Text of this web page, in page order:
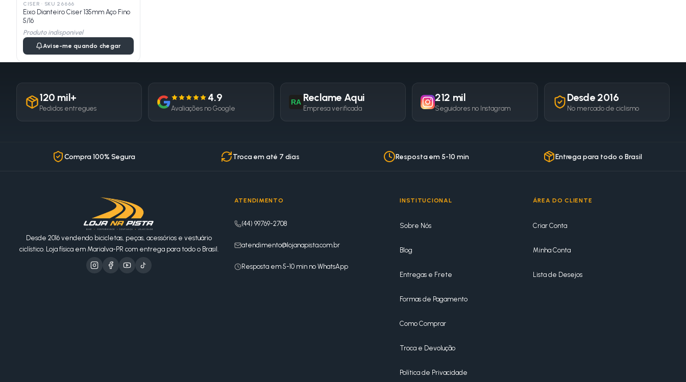
CISER · SKU 26666
Eixo Dianteiro Ciser 135mm Aço Fino
5/16
Produto indisponivel
Avise-me quando chegar
120 mil+
Pedidos entregues
4.9
Avaliações no Google
RA Reclame Aqui
Empresa verificada
212 mil
Seguidores no Instagram
Desde 2016
No mercado de ciclismo
Compra 100% Segura Troca em até 7 dias Resposta em 5-10 min Entrega para todo o Brasil
Desde 2016 vendendo bicicletas, peças, acessórios e vestuário
ciclístico. Loja física em Marialva-PR com entrega para todo o Brasil.
ATENDIMENTO
(44) 99769-2708
atendimento@lojanapista.com.br
Resposta em 5-10 min no WhatsApp
INSTITUCIONAL
Sobre Nós
Blog
Entregas e Frete
Formas de Pagamento
Como Comprar
Troca e Devolução
Política de Privacidade
ÁREA DO CLIENTE
Criar Conta
Minha Conta
Lista de Desejos